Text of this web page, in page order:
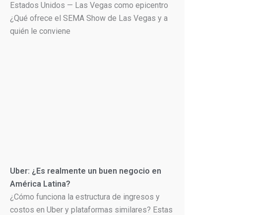
Estados Unidos — Las Vegas como epicentro
¿Qué ofrece el SEMA Show de Las Vegas y a
quién le conviene
Uber: ¿Es realmente un buen negocio en
América Latina?
¿Cómo funciona la estructura de ingresos y
costos en Uber y plataformas similares? Estas